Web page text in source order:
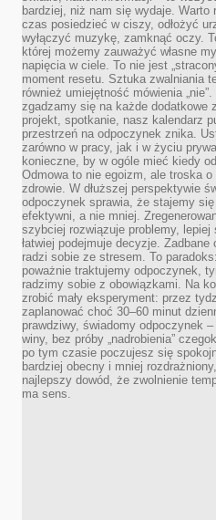
bardziej, niż nam się wydaje. Warto
czas posiedzieć w ciszy, odłożyć
wyłączyć muzykę, zamknąć oczy.
której możemy zauważyć własne
napięcia w ciele. To nie jest
moment resetu. Sztuka zwalniania
również umiejętność mówienia „nie”.
zgadzamy się na każde dodatkowe
projekt, spotkanie, nasz kalendarz
przestrzeń na odpoczynek znika.
zarówno w pracy, jak i w życiu
konieczne, by w ogóle mieć kiedy
Odmowa to nie egoizm, ale troska o
zdrowie. W dłuższej perspektywie
odpoczynek sprawia, że stajemy się
efektywni, a nie mniej.
szybciej rozwiązuje problemy, lepiej
łatwiej podejmuje decyzje. Zadbane
radzi sobie ze stresem. To
poważnie traktujemy odpoczynek,
radzimy sobie z obowiązkami. Na
zrobić mały eksperyment: przez
zaplanować choć 30–60 minut
prawdziwy, świadomy odpoczynek
winy, bez próby „nadrobienia”
po tym czasie poczujesz się
bardziej obecny i mniej
najlepszy dowód, że zwolnienie
ma sens.